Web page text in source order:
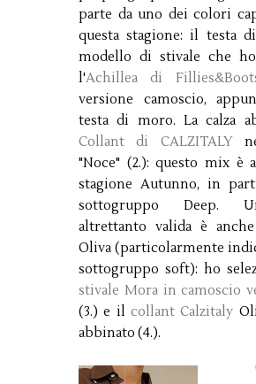
parte da uno dei colori
questa stagione: il testa
modello di stivale che
l'Achillea di
versione camoscio,
testa di moro. La calza
Collant di CALZITALY
"Noce" (2.): questo mix è
stagione Autunno, in
sottogruppo Deep.
altrettanto valida è
Oliva (particolarmente
sottogruppo soft): ho
stivale Mora in camoscio
(3.) e il collant Calzitaly
abbinato (4.).